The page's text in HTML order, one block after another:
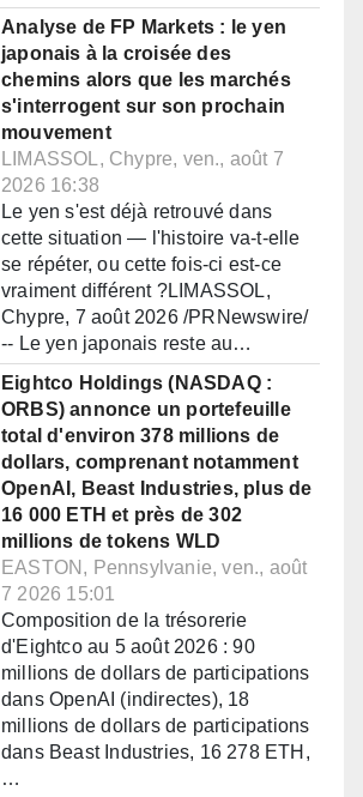
Analyse de FP Markets : le yen
japonais à la croisée des
chemins alors que les marchés
s'interrogent sur son prochain
mouvement
LIMASSOL, Chypre, ven., août 7
2026 16:38
Le yen s'est déjà retrouvé dans
cette situation — l'histoire va-t-elle
se répéter, ou cette fois-ci est-ce
vraiment différent ?LIMASSOL,
Chypre, 7 août 2026 /PRNewswire/
-- Le yen japonais reste au…
Eightco Holdings (NASDAQ :
ORBS) annonce un portefeuille
total d'environ 378 millions de
dollars, comprenant notamment
OpenAI, Beast Industries, plus de
16 000 ETH et près de 302
millions de tokens WLD
EASTON, Pennsylvanie, ven., août
7 2026 15:01
Composition de la trésorerie
d'Eightco au 5 août 2026 : 90
millions de dollars de participations
dans OpenAI (indirectes), 18
millions de dollars de participations
dans Beast Industries, 16 278 ETH,
…